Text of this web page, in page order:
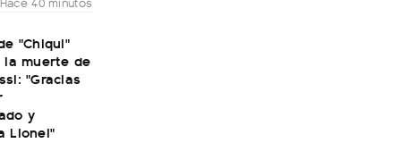
"Chiqui"
la muerte de
"Gracias
y
Lionel"